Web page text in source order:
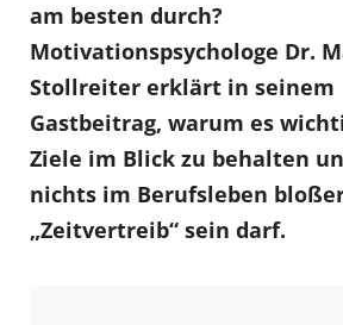
am besten durch?
Motivationspsychologe Dr.
Stollreiter erklärt in seinem
Gastbeitrag, warum es
Ziele im Blick zu behalten
nichts im Berufsleben
„Zeitvertreib“ sein darf.